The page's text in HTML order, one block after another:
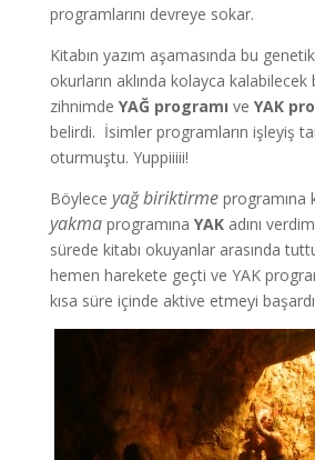
programlarını devreye sokar.
Kitabın yazım aşamasında bu
okurların aklında kolayca
zihnimde YAĞ programı ve YAK
belirdi. İsimler programların işleyiş
oturmuştu. Yuppiiiii!
Böylece yağ biriktirmeprogramına
yakmaprogramına YAKadını
sürede kitabı okuyanlar arasında
hemen harekete geçti ve YAK
kısa süre içinde aktive etmeyi